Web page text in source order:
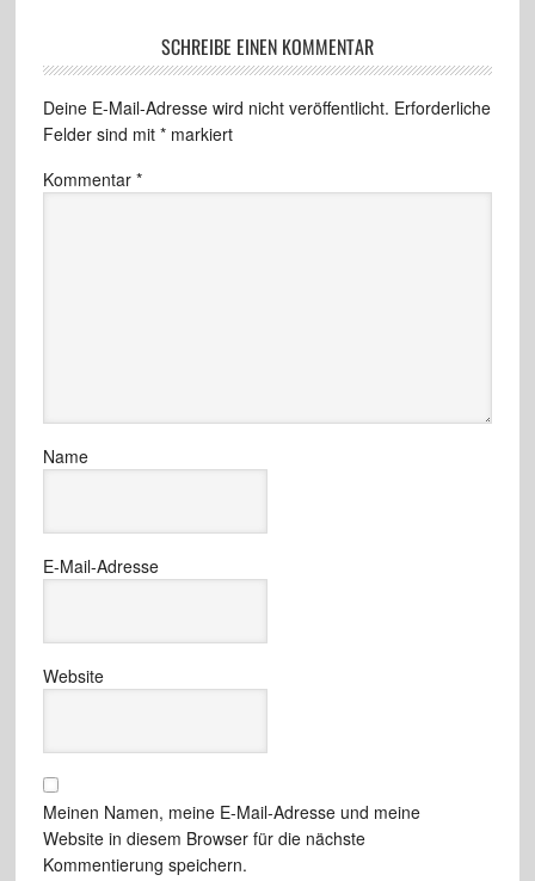
SCHREIBE EINEN KOMMENTAR
Deine E-Mail-Adresse wird nicht veröffentlicht. Erforderliche
Felder sind mit *markiert
Kommentar *
Name
E-Mail-Adresse
Website
Meinen Namen, meine E-Mail-Adresse und meine
Website in diesem Browser für die nächste
Kommentierung speichern.